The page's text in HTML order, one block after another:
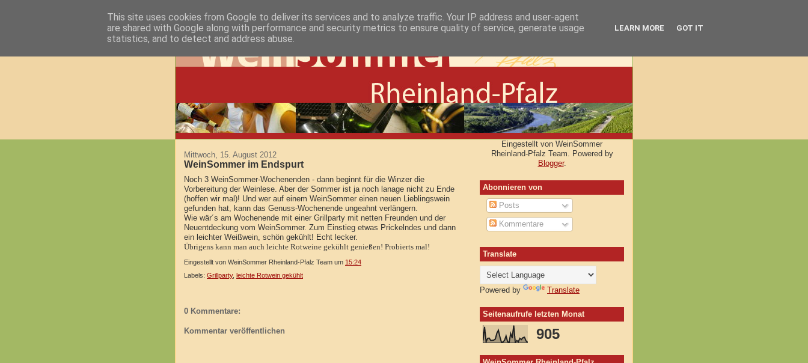
Mittwoch, 15. August 2012
WeinSommer im Endspurt
Noch 3 WeinSommer-Wochenenden - dann beginnt für die Winzer die
Vorbereitung der Weinlese. Aber der Sommer ist ja noch lanage nicht zu Ende
(hoffen wir mal)! Und wer auf einem WeinSommer einen neuen Lieblingswein
gefunden hat, kann das Genuss-Wochenende ungeahnt verlängern.
Wie wär´s am Wochenende mit einer Grillparty mit netten Freunden und der
Neuentdeckung vom WeinSommer. Zum Einstieg etwas Prickelndes und dann
ein leichter Weißwein, schön gekühlt! Echt lecker.
Übrigens kann man auch leichte Rotweine gekühlt genießen! Probierts mal!
Eingestellt von WeinSommer Rheinland-Pfalz Team um 15:24
Labels: Grillparty, leichte Rotwein gekühlt
0 Kommentare:
Kommentar veröffentlichen
Eingestellt von WeinSommer
Rheinland-Pfalz Team. Powered by
Blogger.
Abonnieren von
Posts
Kommentare
Translate
Powered by Translate
Seitenaufrufe letzten Monat
905
This site uses cookies from Google to deliver its services and to analyze traffic. Your IP address and user-agent
are shared with Google along with performance and security metrics to ensure quality of service, generate usage
statistics, and to detect and address abuse.
LEARN MORE GOT IT